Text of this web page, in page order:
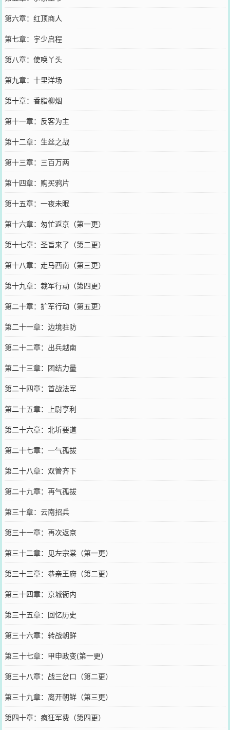
第六章：红顶商人
第七章：宇少启程
第八章：使唤丫头
第九章：十里洋场
第十章：香脂柳烟
第十一章：反客为主
第十二章：生丝之战
第十三章：三百万两
第十四章：购买鸦片
第十五章：一夜未眠
第十六章：匆忙返京（第一更）
第十七章：圣旨来了（第二更）
第十八章：走马西南（第三更）
第十九章：裁军行动（第四更）
第二十章：扩军行动（第五更）
第二十一章：边境驻防
第二十二章：出兵越南
第二十三章：团结力量
第二十四章：首战法军
第二十五章：上尉亨利
第二十六章：北圻要道
第二十七章：一气孤拔
第二十八章：双管齐下
第二十九章：再气孤拔
第三十章：云南招兵
第三十一章：再次返京
第三十二章：见左宗棠（第一更）
第三十三章：恭亲王府（第二更）
第三十四章：京城衙内
第三十五章：回忆历史
第三十六章：转战朝鲜
第三十七章：甲申政变(第一更）
第三十八章：战三岔口（第二更）
第三十九章：离开朝鲜（第三更）
第四十章：疯狂军费（第四更）